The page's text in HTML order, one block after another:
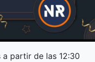
a partir de las 12:30